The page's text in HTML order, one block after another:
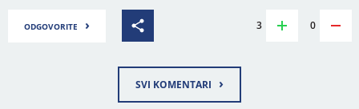
ODGOVORITE › 3 0
SVI KOMENTARI ›